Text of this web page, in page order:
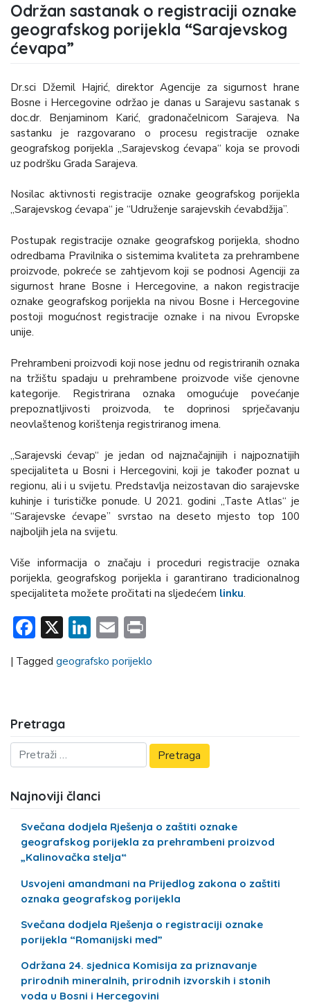
Održan sastanak o registraciji oznake
geografskog porijekla “Sarajevskog
ćevapa”
Dr.sci Džemil Hajrić, direktor Agencije za sigurnost hrane
Bosne i Hercegovine održao je danas u Sarajevu sastanak s
doc.dr. Benjaminom Karić, gradonačelnicom Sarajeva. Na
sastanku je razgovarano o procesu registracije oznake
geografskog porijekla „Sarajevskog ćevapa“ koja se provodi
uz podršku Grada Sarajeva.
Nosilac aktivnosti registracije oznake geografskog porijekla
„Sarajevskog ćevapa“ je “Udruženje sarajevskih ćevabdžija”.
Postupak registracije oznake geografskog porijekla, shodno
odredbama Pravilnika o sistemima kvaliteta za prehrambene
proizvode, pokreće se zahtjevom koji se podnosi Agenciji za
sigurnost hrane Bosne i Hercegovine, a nakon registracije
oznake geografskog porijekla na nivou Bosne i Hercegovine
postoji mogućnost registracije oznake i na nivou Evropske
unije.
Prehrambeni proizvodi koji nose jednu od registriranih oznaka
na tržištu spadaju u prehrambene proizvode više cjenovne
kategorije. Registrirana oznaka omogućuje povećanje
prepoznatljivosti proizvoda, te doprinosi sprječavanju
neovlaštenog korištenja registriranog imena.
„Sarajevski ćevap“ je jedan od najznačajnijih i najpoznatijih
specijaliteta u Bosni i Hercegovini, koji je također poznat u
regionu, ali i u svijetu. Predstavlja neizostavan dio sarajevske
kuhinje i turističke ponude. U 2021. godini „Taste Atlas“ je
“Sarajevske ćevape” svrstao na deseto mjesto top 100
najboljih jela na svijetu.
Više informacija o značaju i proceduri registracije oznaka
porijekla, geografskog porijekla i garantirano tradicionalnog
specijaliteta možete pročitati na sljedećem linku.
Facebook
X LinkedIn
Email
| Tagged geografsko porijeklo
Pretraga
Najnoviji članci
Svečana dodjela Rješenja o zaštiti oznake
geografskog porijekla za prehrambeni proizvod
„Kalinovačka stelja“
Usvojeni amandmani na Prijedlog zakona o zaštiti
oznaka geografskog porijekla
Svečana dodjela Rješenja o registraciji oznake
porijekla “Romanijski med”
Održana 24. sjednica Komisija za priznavanje
prirodnih mineralnih, prirodnih izvorskih i stonih
voda u Bosni i Hercegovini